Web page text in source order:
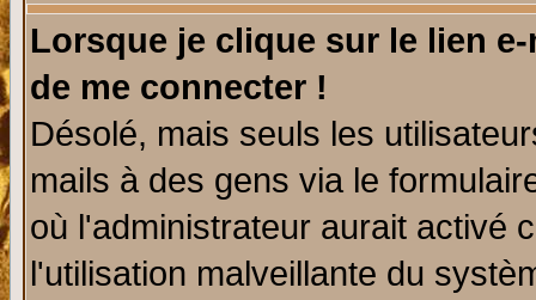
Lorsque je clique sur le lien
de me connecter !
Désolé, mais seuls les
mails à des gens via le
où l'administrateur aurait activé
l'utilisation malveillante du